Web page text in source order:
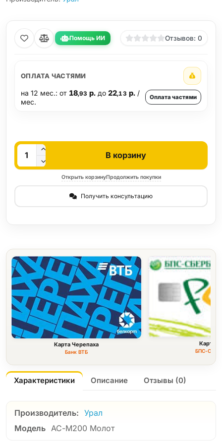
Помощь ИИ Отзывов: 0
ОПЛАТА ЧАСТЯМИ
на 12 мес.: от 18,93 р. до22,13 р./
мес.
Оплата частями
Кол-во
В корзину
Открыть корзинуПродолжить покупки
Получить консультацию
Карта Черепаха
Банк ВТБ
Карта
БПС-
Характеристики Описание Отзывы (0)
Производитель: Урал
Модель АС-М200 Молот